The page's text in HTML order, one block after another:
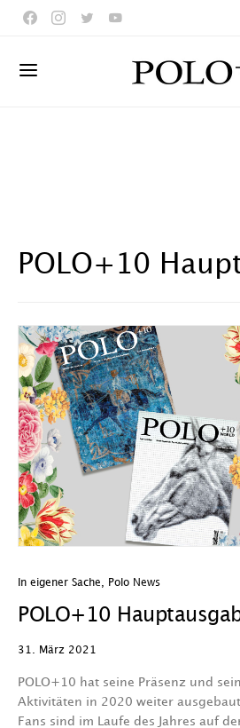
POLO+10
In eigener Sache Polo News
POLO+10
31. März 2021
POLO+10 hat seine Präsenz und
Aktivitäten in 2020 weiter
Fans sind im Laufe des Jahres auf